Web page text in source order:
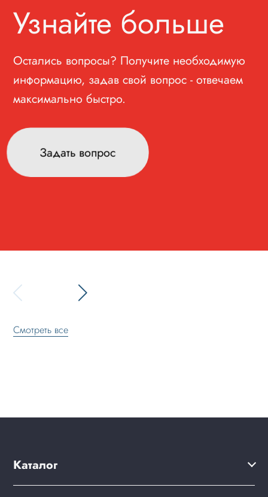
Узнайте больше
Остались вопросы? Получите необходимую
информацию, задав свой вопрос - отвечаем
максимально быстро.
Задать вопрос
Смотреть все
Каталог